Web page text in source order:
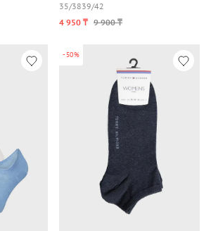
35/3839/42
4 950 ₸ 9 900 ₸
-50%